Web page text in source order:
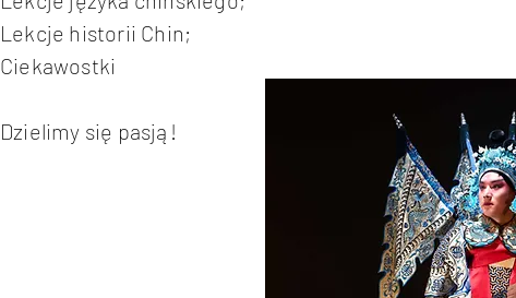
Lekcje historii Chin;
Ciekawostki
Dzielimy się pasją!